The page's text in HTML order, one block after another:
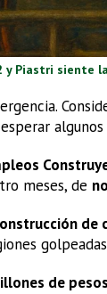
y Piastri siente
algunos
meses, de
de
de pesos